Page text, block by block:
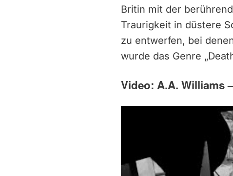
Britin mit der
Traurigkeit in düstere
zu entwerfen, bei
wurde das Genre
Video: A.A. Williams